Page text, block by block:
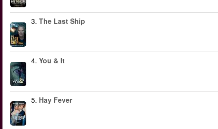
3. The Last Ship
4. You & It
5. Hay Fever